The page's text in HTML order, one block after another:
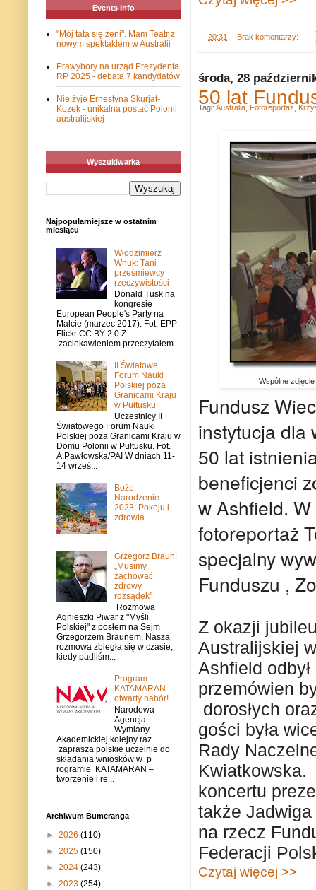
20:31 Brak komentarzy:
środa, 28
50 lat
Wspólne
Fundusz
instytucja dla
50 lat
beneficjenci
w Ashfield.
fotoreportaż
specjalny
Funduszu ,
Z okazji
Australijskiej
Ashfield
przemówien
dorosłych
gości była
Rady
Kwiatkowska.
koncertu
także
na rzecz
Federacji
Czytaj więcej >>
Tagi: Australia Fotoreportaż
Events Info
"Mój tata się żeni". Mam Teatr z
nowym spektaklem w Australii
Prawybory na urząd Prezydenta
RP 2025 - debata 7 kandydatów
Nie żyje Ernestyna Skurjat-
Kozek - unikalna postać Polonii
australijskiej
Wyszukiwarka
Najpopularniejsze w ostatnim
miesiącu
Włodzimierz
Wnuk: Tani
prześmiewcy
rzeczywistości
Donald Tusk na
kongresie
European People's Party na
Malcie (marzec 2017). Fot. EPP
Flickr CC BY 2.0 Z
zaciekawieniem przeczytałem...
II Światowe
Forum Nauki
Polskiej poza
Granicami Kraju
w Pułtusku
Uczestnicy II
Światowego Forum Nauki
Polskiej poza Granicami Kraju w
Domu Polonii w Pułtusku. Fot.
A.Pawłowska/PAI W dniach 11-
14 wrześ...
Boże
Narodzenie
2023: Pokoju i
zdrowia
Grzegorz Braun:
„Musimy
zachować
zdrowy
rozsądek”
Rozmowa
Agnieszki Piwar z "Myśli
Polskiej" z posłem na Sejm
Grzegorzem Braunem. Nasza
rozmowa zbiegła się w czasie,
kiedy padliśm...
Program
KATAMARAN –
otwarty nabór!
Narodowa
Agencja
Wymiany
Akademickiej kolejny raz
zaprasza polskie uczelnie do
składania wniosków w p
rogramie KATAMARAN –
tworzenie i re...
Archiwum Bumeranga
► 2026 (110)
► 2025 (150)
► 2024 (243)
► 2023 (254)